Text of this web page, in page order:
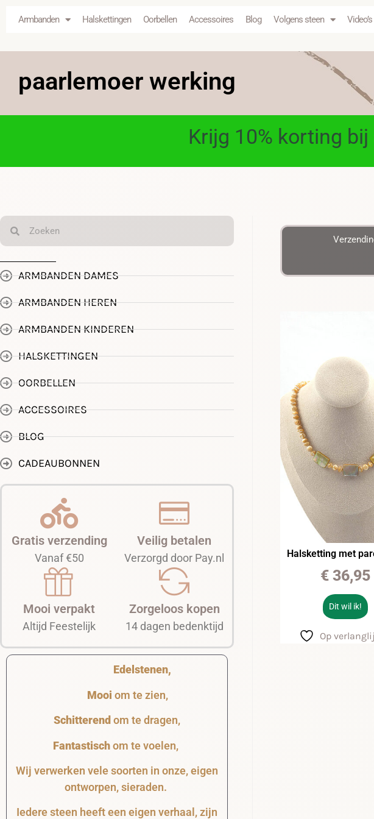
Armbanden Halskettingen Oorbellen Accessoires Blog Volgens steen Video’s
paarlemoer werking
Krijg 10% korting
ARMBANDEN DAMES
ARMBANDEN HEREN
ARMBANDEN KINDEREN
HALSKETTINGEN
OORBELLEN
ACCESSOIRES
BLOG
CADEAUBONNEN
Gratis verzending
Vanaf €50
Mooi verpakt
Altijd Feestelijk
Veilig betalen
Verzorgd door Pay.nl
Zorgeloos kopen
14 dagen bedenktijd
Edelstenen,
Mooi om te zien,
Schitterend om te dragen,
Fantastischom te voelen,
Wij verwerken vele soorten in onze, eigen
ontworpen, sieraden.
Iedere steen heeft een eigen verhaal, zijn
Halsketting met
€36,95
Dit wil ik!
Op